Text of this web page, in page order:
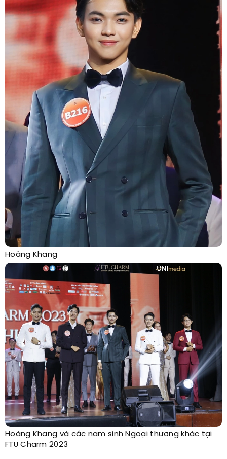
Hoàng Khang
Hoàng Khang và các nam sinh Ngoại thương khác tại
FTU Charm 2023